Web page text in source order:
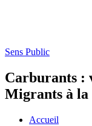
Sens Public
Carburants :
Migrants à la
Accueil